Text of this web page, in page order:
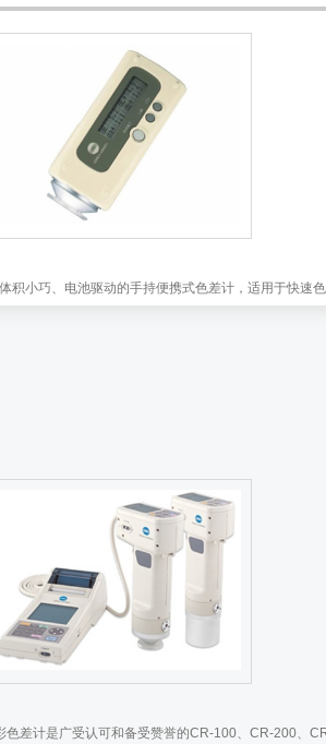
积小巧、电池驱动的手持便携式色差计，适用于快速
色差计是广受认可和备受赞誉的CR-100、CR-200、